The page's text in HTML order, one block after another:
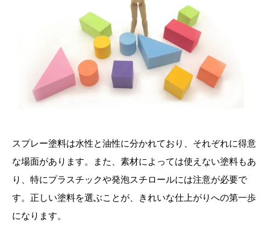
スプレー塗料は水性と油性に分かれており、それぞれに得意
な場面があります。また、素材によっては使えない塗料もあ
り、特にプラスチックや発泡スチロールには注意が必要で
す。正しい塗料を選ぶことが、きれいな仕上がりへの第一歩
になります。